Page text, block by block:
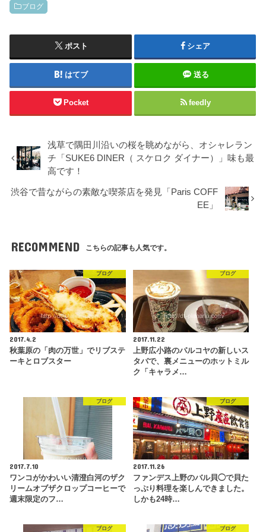
ブログ
ポスト シェア
はてブ 送る
Pocket feedly
浅草で隅田川沿いの桜を眺めながら、オシャレラン
チ「SUKE6 DINER（ スケロク ダイナー）」味も最
高です！
渋谷で昔ながらの素敵な喫茶店を発見「Paris COFF
EE」
RECOMMEND こちらの記事も人気です。
ブログ
2017.4.2
秋葉原の「肉の万世」でリブステ
ーキとロブスター
ブログ
2017.11.22
上野広小路のパルコヤの新しいス
タバで、裏メニューのホットミル
ク「キャラメ…
ブログ
2017.7.10
ワンコがかわいい清澄白河のザク
リームオブザクロップコーヒーで
週末限定のフ…
ブログ
2017.11.26
ファンデス上野のバル貝◯で貝た
っぷり料理を楽しんできました。
しかも24時…
ブログ ブログ